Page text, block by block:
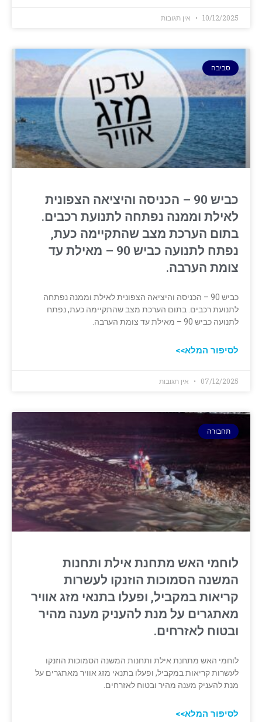
10/12/2025 אין תגובות
סביבה
כביש 90 – הכניסה והיציאה הצפונית
לאילת וממנה נפתחה לתנועת רכבים.
בתום הערכת מצב שהתקיימה כעת,
נפתח לתנועה כביש 90 – מאילת עד
צומת הערבה.
כביש 90 – הכניסה והיציאה הצפונית לאילת וממנה נפתחה
לתנועת רכבים. בתום הערכת מצב שהתקיימה כעת, נפתח
לתנועה כביש 90 – מאילת עד צומת הערבה.
לסיפור המלא>>
07/12/2025 אין תגובות
תחבורה
לוחמי האש מתחנת אילת ותחנות
המשנה הסמוכות הוזנקו לעשרות
קריאות במקביל, ופעלו בתנאי מזג אוויר
מאתגרים על מנת להעניק מענה מהיר
ובטוח לאזרחים.
לוחמי האש מתחנת אילת ותחנות המשנה הסמוכות הוזנקו
לעשרות קריאות במקביל, ופעלו בתנאי מזג אוויר מאתגרים על
מנת להעניק מענה מהיר ובטוח לאזרחים.
לסיפור המלא>>